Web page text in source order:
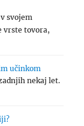
svojem
vrste tovora,
učinkom
nekaj let.